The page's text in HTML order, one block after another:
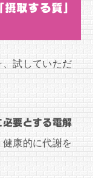
取する質」
、試していただ
必要とする電解
康的に代謝を